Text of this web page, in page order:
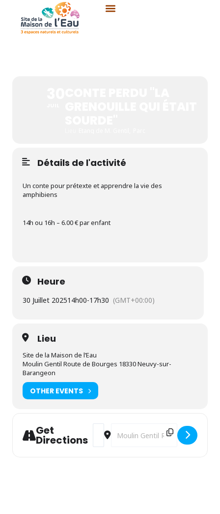
contenu
Détails de l'activité
Un conte pour prétexte et apprendre la vie des
amphibiens
14h ou 16h – 6.00 € par enfant
Heure
30 Juillet 202514h00-17h30 (GMT+00:00)
Lieu
Site de la Maison de l’Eau
Moulin Gentil Route de Bourges 18330 Neuvy-sur-
Barangeon
OTHER EVENTS
Get
Directions
Address - Conte perdu "la grenouille
Destination Address - Conte